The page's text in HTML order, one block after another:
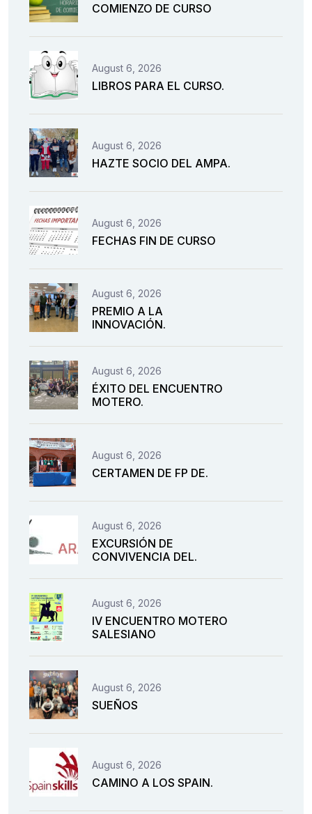
COMIENZO DE CURSO
August 6, 2026
LIBROS PARA EL CURSO.
August 6, 2026
HAZTE SOCIO DEL AMPA.
August 6, 2026
FECHAS FIN DE CURSO
August 6, 2026
PREMIO A LA
INNOVACIÓN.
August 6, 2026
ÉXITO DEL ENCUENTRO
MOTERO.
August 6, 2026
CERTAMEN DE FP DE.
August 6, 2026
EXCURSIÓN DE
CONVIVENCIA DEL.
August 6, 2026
IV ENCUENTRO MOTERO
SALESIANO
August 6, 2026
SUEÑOS
August 6, 2026
CAMINO A LOS SPAIN.